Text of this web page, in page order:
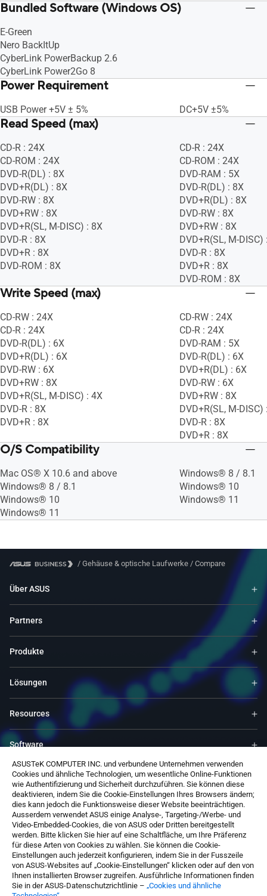
ASUSTeK COMPUTER INC. und verbundene Unternehmen verwenden
Cookies und ähnliche Technologien, um wesentliche Online-Funktionen
wie Authentifizierung und Sicherheit durchzuführen. Sie können diese
deaktivieren, indem Sie die Cookie-Einstellungen Ihres Browsers ändern;
dies kann jedoch die Funktionsweise dieser Website beeinträchtigen.
Ausserdem verwendet ASUS einige Analyse-, Targeting-/Werbe- und
Video-Embedded-Cookies, die von ASUS oder Dritten bereitgestellt
werden. Bitte klicken Sie hier auf eine Schaltfläche, um Ihre Präferenz
für diese Arten von Cookies zu wählen. Sie können die Cookie-
Einstellungen auch jederzeit konfigurieren, indem Sie in der Fusszeile
von ASUS-Websites auf „Cookie-Einstellungen“ klicken oder auf den von
Ihnen installierten Browser zugreifen. Ausführliche Informationen finden
Sie in der ASUS-Datenschutzrichtlinie – „Cookies und ähnliche
Bundled Software (Windows OS)
E-Green
Nero BackItUp
CyberLink PowerBackup 2.6
CyberLink Power2Go 8
Power Requirement
USB Power +5V ± 5% DC+5V ±5%
Read Speed (max)
CD-R : 24X
CD-ROM : 24X
DVD-R(DL) : 8X
DVD+R(DL) : 8X
DVD-RW : 8X
DVD+RW : 8X
DVD+R(SL, M-DISC) : 8X
DVD-R : 8X
DVD+R : 8X
DVD-ROM : 8X
CD-R : 24X
CD-ROM : 24X
DVD-RAM : 5X
DVD-R(DL) : 8X
DVD+R(DL) : 8X
DVD-RW : 8X
DVD+RW : 8X
DVD+R(SL, M-DISC)
DVD-R : 8X
DVD+R : 8X
DVD-ROM : 8X
Write Speed (max)
CD-RW : 24X
CD-R : 24X
DVD-R(DL) : 6X
DVD+R(DL) : 6X
DVD-RW : 6X
DVD+RW : 8X
DVD+R(SL, M-DISC) : 4X
DVD-R : 8X
DVD+R : 8X
CD-RW : 24X
CD-R : 24X
DVD-RAM : 5X
DVD-R(DL) : 6X
DVD+R(DL) : 6X
DVD-RW : 6X
DVD+RW : 8X
DVD+R(SL, M-DISC)
DVD-R : 8X
DVD+R : 8X
O/S Compatibility
Mac OS® X 10.6 and above
Windows® 8 / 8.1
Windows® 10
Windows® 11
Windows® 8 / 8.1
Windows® 10
Windows® 11
/ Gehäuse & optische Laufwerke / Compare
Über ASUS
Partners
Produkte
Lösungen
Resources
Software
Support
Service & Programs
Kontaktieren SIe uns